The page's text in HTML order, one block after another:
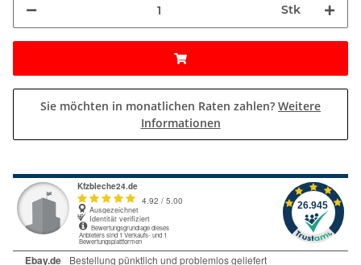
Stk
Sie möchten in monatlichen Raten zahlen? Weitere
Informationen